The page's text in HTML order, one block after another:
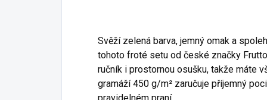
Svěží zelená barva, jemný omak a
tohoto froté setu od české značky
ručník i prostornou osušku, takže máte
gramáží 450 g/m² zaručuje příjemný